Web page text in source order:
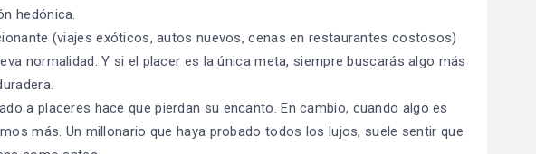
hedónica.
(viajes exóticos, autos nuevos, cenas en restaurantes costosos)
normalidad. Y si el placer es la única meta, siempre buscarás algo más
a placeres hace que pierdan su encanto. En cambio, cuando algo es
más. Un millonario que haya probado todos los lujos, suele sentir que